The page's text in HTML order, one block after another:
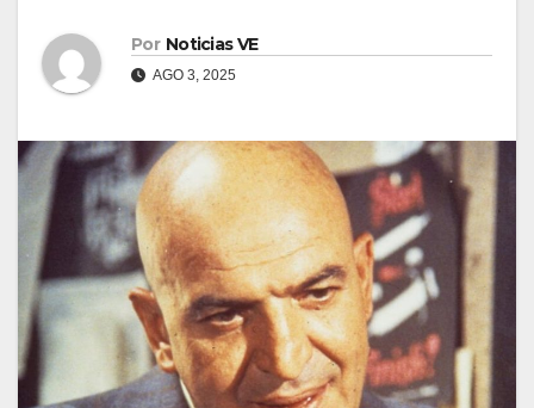
Por Noticias VE
AGO 3, 2025